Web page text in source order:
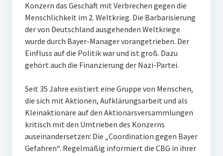
Konzern das Geschäft mit Verbrechen gegen die
Menschlichkeit im 2. Weltkrieg. Die Barbarisierung
der von Deutschland ausgehenden Weltkriege
wurde durch Bayer-Manager vorangetrieben. Der
Einfluss auf die Politik war und ist groß. Dazu
gehört auch die Finanzierung der Nazi-Partei.
Seit 35 Jahre existiert eine Gruppe von Menschen,
die sich mit Aktionen, Aufklärungsarbeit und als
Kleinaktionäre auf den Aktionärsversammlungen
kritisch mit den Umtrieben des Konzerns
auseinandersetzen: Die „Coordination gegen Bayer
Gefahren“. Regelmäßig informiert die CBG in ihrer